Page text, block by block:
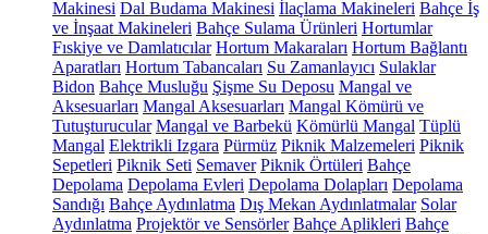
Makinesi Dal Budama Makinesi İlaçlama Makineleri Bahçe İş
ve İnşaat Makineleri Bahçe Sulama Ürünleri Hortumlar
Fıskiye ve Damlatıcılar Hortum Makaraları Hortum Bağlantı
Aparatları Hortum Tabancaları Su Zamanlayıcı Sulaklar
Bidon Bahçe Musluğu Şişme Su Deposu Mangal ve
Aksesuarları Mangal Aksesuarları Mangal Kömürü ve
Tutuşturucular Mangal ve Barbekü Kömürlü Mangal Tüplü
Mangal Elektrikli Izgara Pürmüz Piknik Malzemeleri Piknik
Sepetleri Piknik Seti Semaver Piknik Örtüleri Bahçe
Depolama Depolama Evleri Depolama Dolapları Depolama
Sandığı Bahçe Aydınlatma Dış Mekan Aydınlatmalar Solar
Aydınlatma Projektör ve Sensörler Bahçe Aplikleri Bahçe